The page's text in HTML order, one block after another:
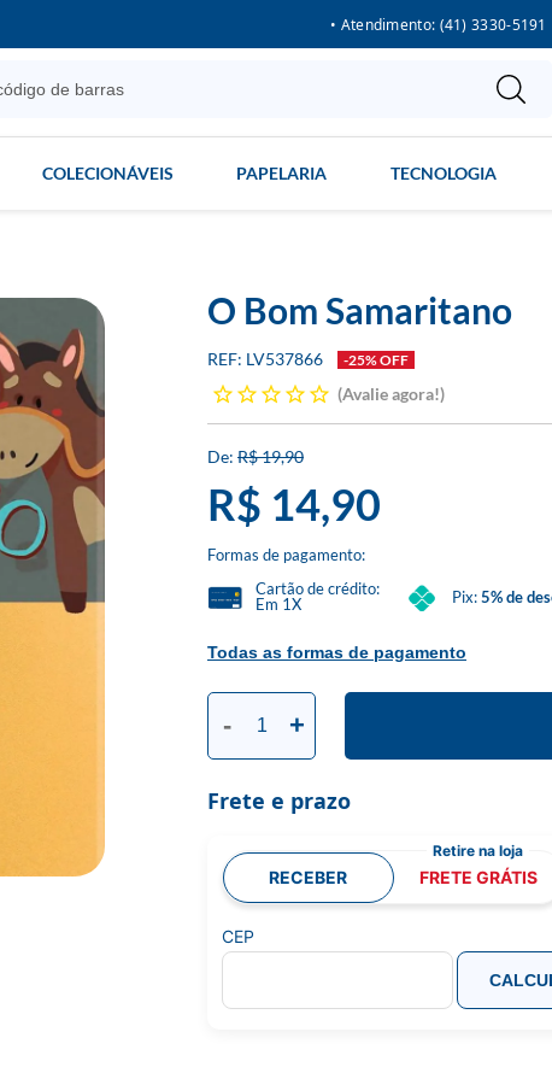
• Atendimento: (41) 3330-5191
COLECIONÁVEIS PAPELARIA TECNOLOGIA
O Bom Samaritano
LV537866 -25% OFF
Avalie agora!
R$ 19,90
R$ 14,90
Formas de pagamento:
Todas as formas de pagamento
Cartão de crédito:
Em 1X
Pix:5% de
- +
Frete e prazo
RECEBER FRETE GRÁTIS
CEP